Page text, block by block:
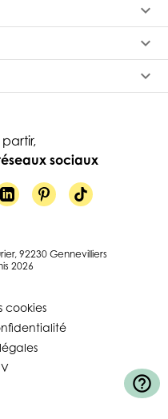
keyboard_arrow_down
keyboard_arrow_down
keyboard_arrow_down
sociaux
92230 Gennevilliers
2026
cookies
help_outline